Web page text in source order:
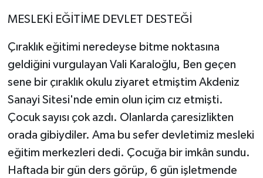
MESLEKİ EĞİTİME DEVLET DESTEĞİ
Çıraklık eğitimi neredeyse bitme noktasına
geldiğini vurgulayan Vali Karaloğlu, Ben geçen
sene bir çıraklık okulu ziyaret etmiştim Akdeniz
Sanayi Sitesi'nde emin olun içim cız etmişti.
Çocuk sayısı çok azdı. Olanlarda çaresizlikten
orada gibiydiler. Ama bu sefer devletimiz mesleki
eğitim merkezleri dedi. Çocuğa bir imkân sundu.
Haftada bir gün ders görüp, 6 gün işletmende